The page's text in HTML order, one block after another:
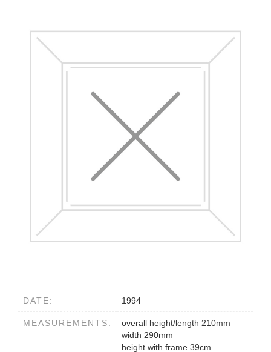
DATE: 1994
MEASUREMENTS:
overall height/length 210mm
width 290mm
height with frame 39cm